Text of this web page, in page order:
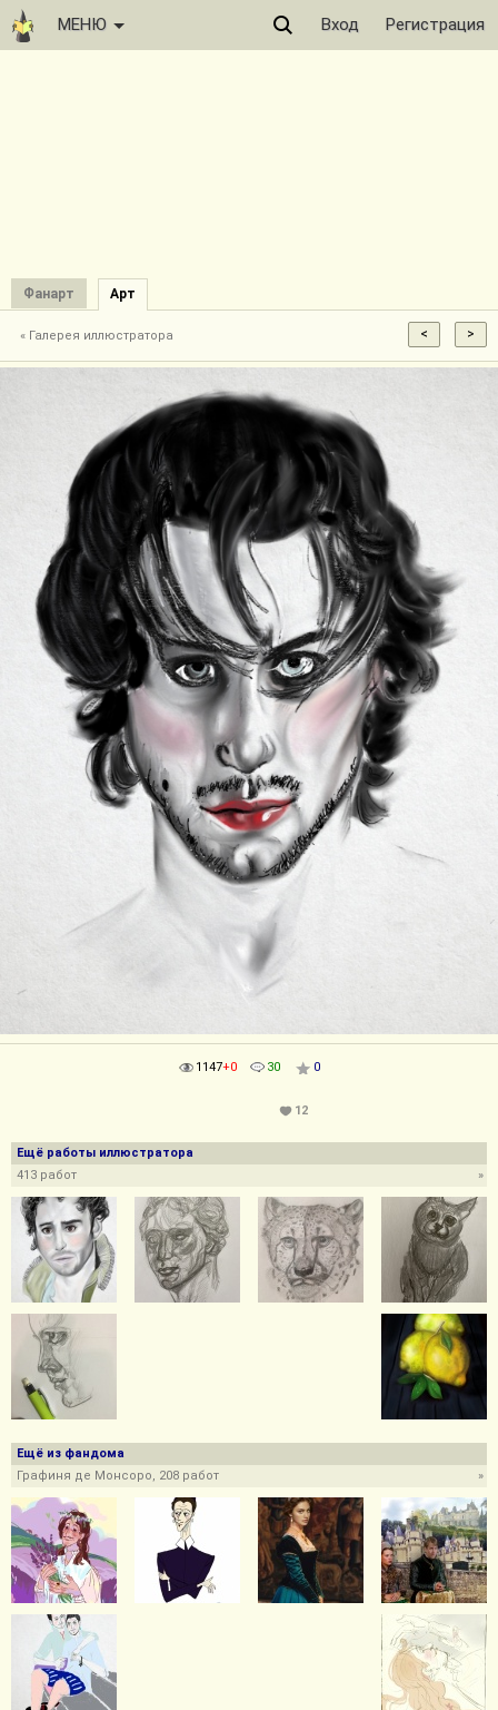
МЕНЮ Вход Регистрация
Фанарт Арт
« Галерея иллюстратора
1147+0 30 0
12
Ещё работы иллюстратора
»
413 работ
Ещё из фандома
»
Графиня де Монсоро, 208 работ